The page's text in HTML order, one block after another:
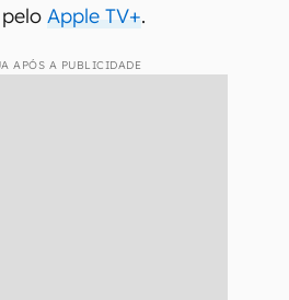
pelo Apple TV+.
APÓS A PUBLICIDADE